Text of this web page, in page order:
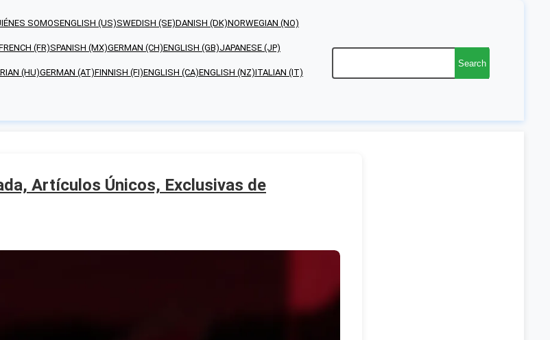
SOMOSENGLISH (US)SWEDISH (SE)DANISH (DK)NORWEGIAN (NO)
(FR)SPANISH (MX)GERMAN (CH)ENGLISH (GB)JAPANESE (JP)
(HU)GERMAN (AT)FINNISH (FI)ENGLISH (CA)ENGLISH (NZ)ITALIAN (IT)
Search
Artículos Únicos, Exclusivas de